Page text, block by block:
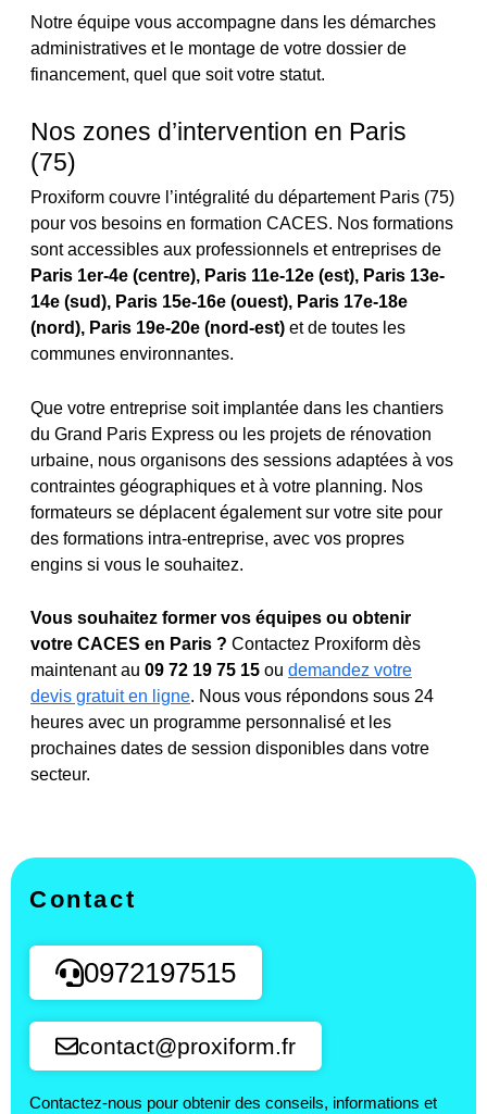
Notre équipe vous accompagne dans les démarches
administratives et le montage de votre dossier de
financement, quel que soit votre statut.
Nos zones d’intervention en Paris
(75)
Proxiform couvre l’intégralité du département Paris (75)
pour vos besoins en formation CACES. Nos formations
sont accessibles aux professionnels et entreprises de
Paris 1er-4e (centre), Paris 11e-12e (est), Paris 13e-
14e (sud), Paris 15e-16e (ouest), Paris 17e-18e
(nord), Paris 19e-20e (nord-est) et de toutes les
communes environnantes.
Que votre entreprise soit implantée dans les chantiers
du Grand Paris Express ou les projets de rénovation
urbaine, nous organisons des sessions adaptées à vos
contraintes géographiques et à votre planning. Nos
formateurs se déplacent également sur votre site pour
des formations intra-entreprise, avec vos propres
engins si vous le souhaitez.
Vous souhaitez former vos équipes ou obtenir
votre CACES en Paris ? Contactez Proxiform dès
maintenant au 09 72 19 75 15 ou demandez votre
devis gratuit en ligne. Nous vous répondons sous 24
heures avec un programme personnalisé et les
prochaines dates de session disponibles dans votre
secteur.
Contact
0972197515
contact@proxiform.fr
Contactez-nous pour obtenir des conseils, informations et